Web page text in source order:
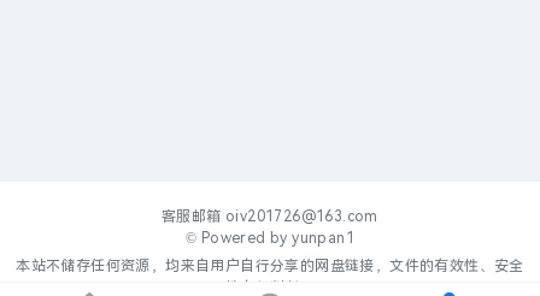
客服邮箱 oiv201726@163.com
© Powered byyunpan1
本站不储存任何资源，均来自用户自行分享的网盘链接，文件的有效性、安全